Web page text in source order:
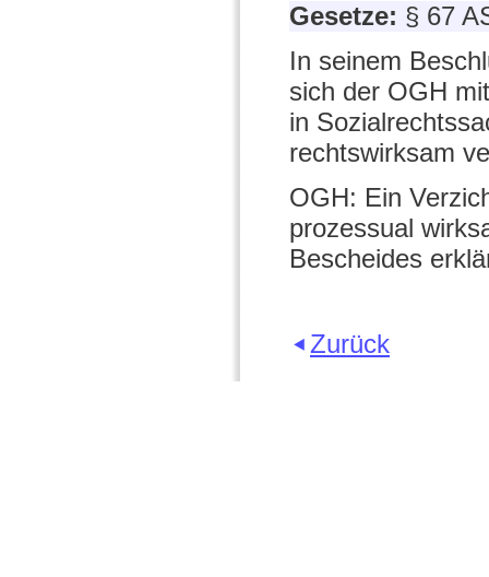
Gesetze: § 67
In seinem
sich der OGH
in
rechtswirksam
OGH: Ein
prozessual
Bescheides
Zurück